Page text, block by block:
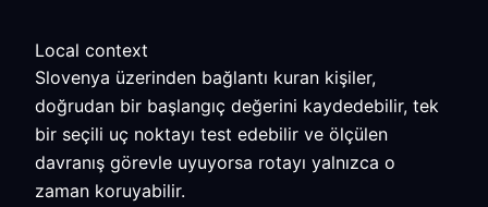
Local context
Slovenya üzerinden bağlantı kuran kişiler,
doğrudan bir başlangıç değerini kaydedebilir, tek
bir seçili uç noktayı test edebilir ve ölçülen
davranış görevle uyuyorsa rotayı yalnızca o
zaman koruyabilir.